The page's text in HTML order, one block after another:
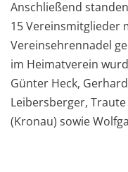
Anschließend
15 Vereinsmitglieder
Vereinsehrennadel
im Heimatverein
Günter Heck,
Leibersberger,
(Kronau) sowie